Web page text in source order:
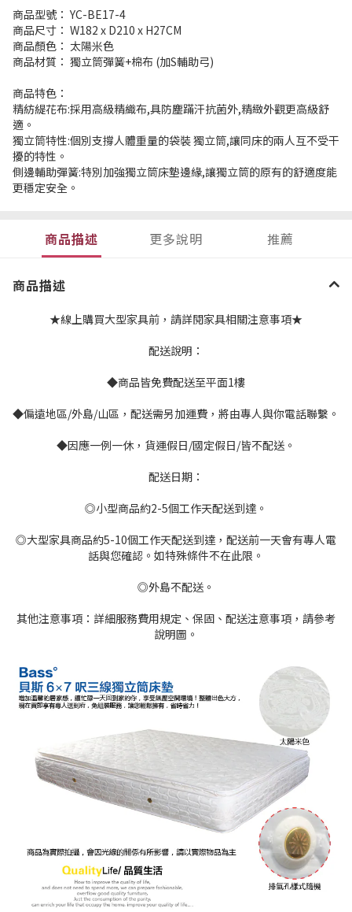
商品型號： YC-BE17-4
商品尺寸： W182 x D210 x H27CM
商品顏色： 太陽米色
商品材質： 獨立筒彈簧+棉布 (加S輔助弓)
商品特色：
精紡緹花布:採用高級精織布,具防塵蹣汗抗菌外,精緻外觀更高級舒
適。
獨立筒特性:個別支撐人體重量的袋裝 獨立筒,讓同床的兩人互不受干
擾的特性。
側邊輔助彈簧:特別加強獨立筒床墊邊緣,讓獨立筒的原有的舒適度能
更穩定安全。
商品描述 更多說明 推薦
商品描述
★線上購買大型家具前，請詳閱家具相關注意事項★
配送說明：
◆商品皆免費配送至平面1樓
◆偏遠地區/外島/山區，配送需另加運費，將由專人與你電話聯繫。
◆因應一例一休，貨運假日/國定假日/皆不配送。
配送日期：
◎小型商品約2-5個工作天配送到達。
◎大型家具商品約5-10個工作天配送到達，配送前一天會有專人電
話與您確認。如特殊條件不在此限。
◎外島不配送。
其他注意事項：詳細服務費用規定、保固、配送注意事項，請參考
說明圖。